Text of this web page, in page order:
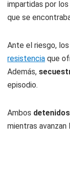
impartidas por
que se
Ante el riesgo, los
resistencia que
Además,
episodio.
Ambos detenidos
mientras